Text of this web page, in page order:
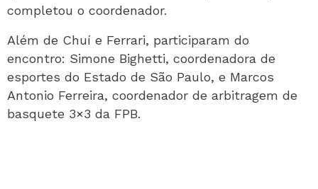
completou o coordenador.
Além de Chuí e Ferrari, participaram do
encontro: Simone Bighetti, coordenadora de
esportes do Estado de São Paulo, e Marcos
Antonio Ferreira, coordenador de arbitragem de
basquete 3×3 da FPB.